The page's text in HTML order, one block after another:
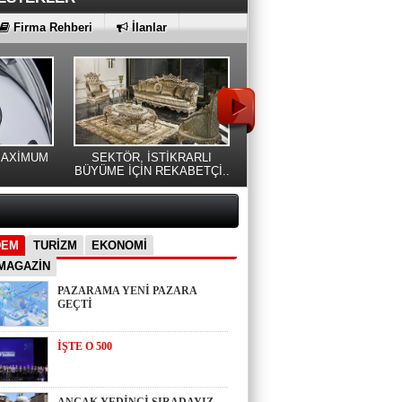
Firma Rehberi İlanlar
MAKYÖZ CANSU
DURKUN'DAN YENİ DÖNEME
İLİŞ..
TURİZM
EKONOMİ
PAZARAMA YENİ PAZARA
GEÇTİ
İŞTE O 500